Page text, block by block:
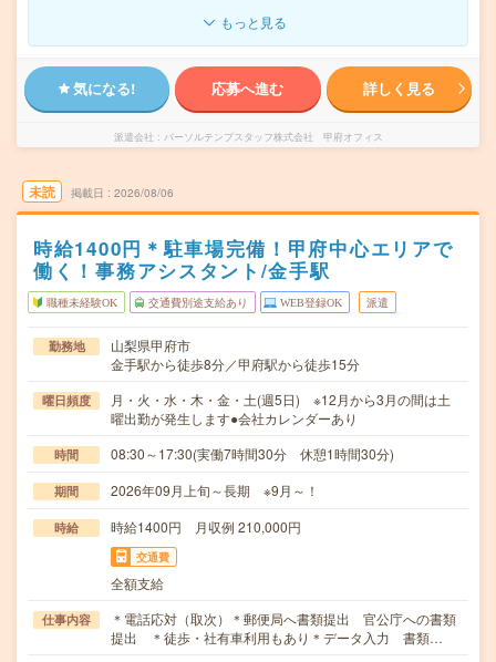
もっと見る
気になる! 応募へ進む 詳しく見る
派遣会社 パーソルテンプスタッフ株式会社 甲府オフィス
未読 掲載日 2026/08/06
時給1400円＊駐車場完備！甲府中心エリアで
働く！事務アシスタント/金手駅
職種未経験OK 交通費別途支給あり WEB登録OK 派遣
勤務地
山梨県甲府市
金手駅から徒歩8分／甲府駅から徒歩15分
曜日頻度
月・火・水・木・金・土(週5日) ※12月から3月の間は土
曜出勤が発生します●会社カレンダーあり
時間 08:30～17:30(実働7時間30分 休憩1時間30分)
期間 2026年09月上旬～長期 ※9月～！
時給 時給1400円 月収例 210,000円
交通費
全額支給
仕事内容
＊電話応対（取次）＊郵便局へ書類提出 官公庁への書類
提出 ＊徒歩・社有車利用もあり＊データ入力 書類…